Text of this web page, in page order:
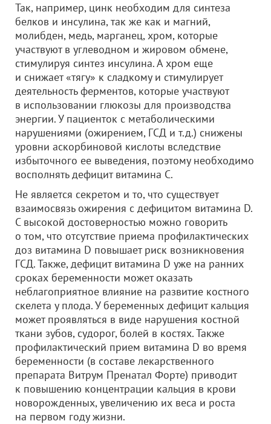
Так, например, цинк необходим для синтеза
белков и инсулина, так же как и магний,
молибден, медь, марганец, хром, которые
участвуют в углеводном и жировом обмене,
стимулируя синтез инсулина. А хром еще
и снижает «тягу» к сладкому и стимулирует
деятельность ферментов, которые участвуют
в использовании глюкозы для производства
энергии. У пациенток с метаболическими
нарушениями (ожирением, ГСД и т.д.) снижены
уровни аскорбиновой кислоты вследствие
избыточного ее выведения, поэтому необходимо
восполнять дефицит витамина С.
Не является секретом и то, что существует
взаимосвязь ожирения с дефицитом витамина D.
С высокой достоверностью можно говорить
о том, что отсутствие приема профилактических
доз витамина D повышает риск возникновения
ГСД. Также, дефицит витамина D уже на ранних
сроках беременности может оказать
неблагоприятное влияние на развитие костного
скелета у плода. У беременных дефицит кальция
может проявляться в виде нарушения костной
ткани зубов, судорог, болей в костях. Также
профилактический прием витамина D во время
беременности (в составе лекарственного
препарата Витрум Пренатал Форте) приводит
к повышению концентрации кальция в крови
новорожденных, увеличению их веса и роста
на первом году жизни.